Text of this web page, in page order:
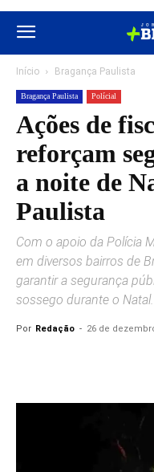
Início Bragança Paulista
Bragança Paulista Polícial
Ações de
reforçam
a noite de
Paulista
Com o apoio da Polícia
em diversos bairros de
garantir a segurança
sossego durante o Natal.
Por Redação - 26 de